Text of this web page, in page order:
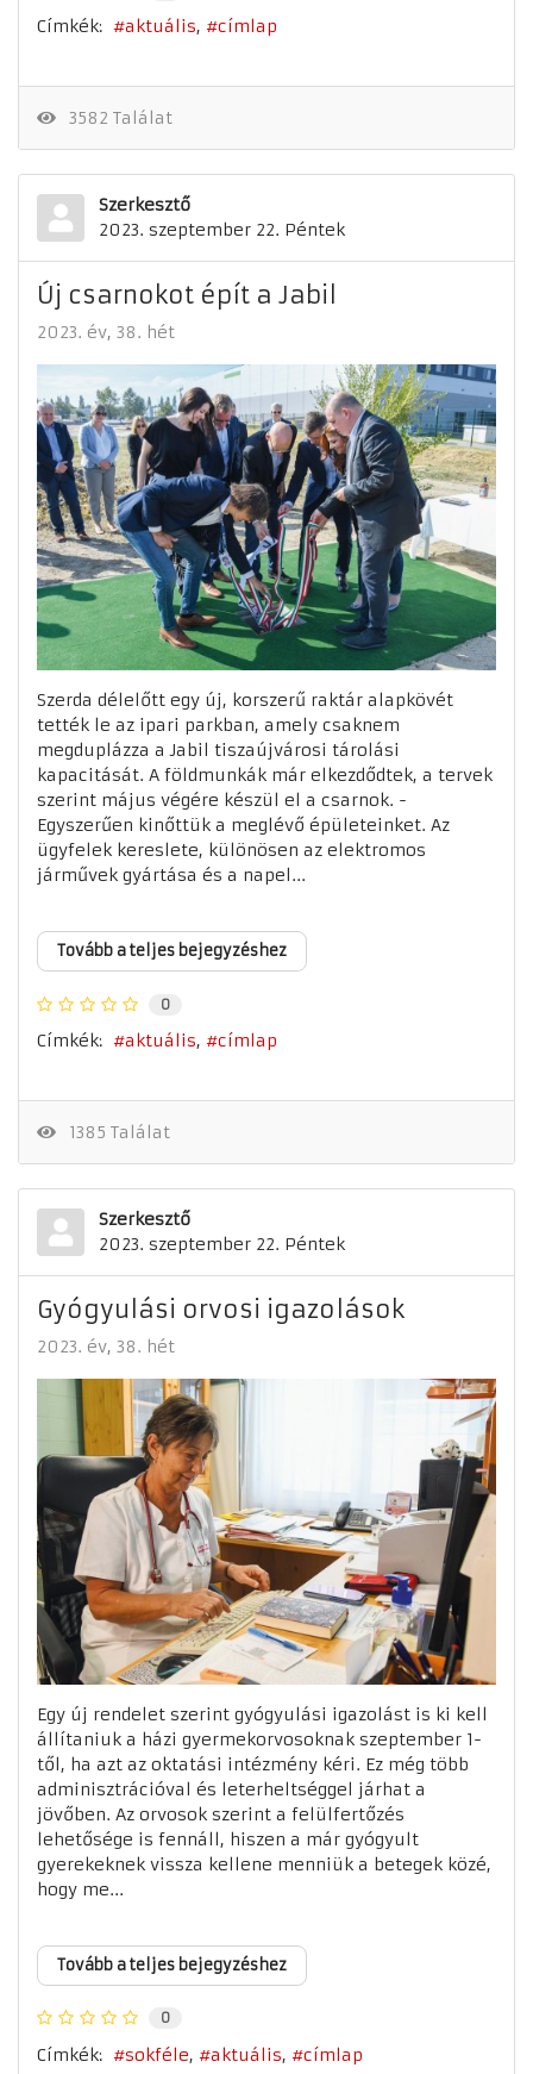
Címkék: aktuális címlap
3582 Találat
Szerkesztő
2023. szeptember 22. Péntek
Új csarnokot épít a Jabil
2023. év 38. hét
Szerda délelőtt egy új, korszerű raktár alapkövét
tették le az ipari parkban, amely csaknem
megduplázza a Jabil tiszaújvárosi tárolási
kapacitását. A földmunkák már elkezdődtek, a tervek
szerint május végére készül el a csarnok. -
Egyszerűen kinőttük a meglévő épületeinket. Az
ügyfelek kereslete, különösen az elektromos
járművek gyártása és a napel...
Tovább a teljes bejegyzéshez
0
Címkék: aktuális címlap
1385 Találat
Szerkesztő
2023. szeptember 22. Péntek
Gyógyulási orvosi igazolások
2023. év 38. hét
Egy új rendelet szerint gyógyulási igazolást is ki kell
állítaniuk a házi gyermekorvosoknak szeptember 1-
től, ha azt az oktatási intézmény kéri. Ez még több
adminisztrációval és leterheltséggel járhat a
jövőben. Az orvosok szerint a felülfertőzés
lehetősége is fennáll, hiszen a már gyógyult
gyerekeknek vissza kellene menniük a betegek közé,
hogy me...
Tovább a teljes bejegyzéshez
0
Címkék: sokféle aktuális címlap